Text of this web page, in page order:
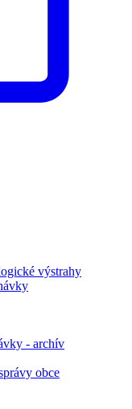
výstrahy
- archív
obce